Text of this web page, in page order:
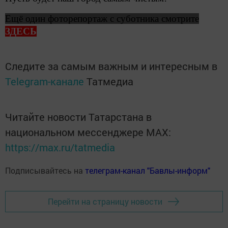
Ещё один фоторепортаж с суботника смотрите
ЗДЕСЬ
Следите за самым важным и интересным в
Telegram-канале Татмедиа
Читайте новости Татарстана в
национальном мессенджере MАХ:
https://max.ru/tatmedia
Подписывайтесь на телеграм-канал "Бавлы-информ"
Перейти на страницу новости